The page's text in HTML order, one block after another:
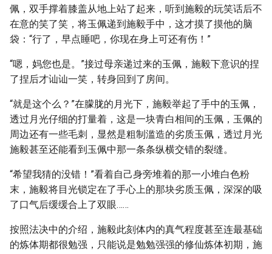
佩，双手撑着膝盖从地上站了起来，听到施毅的玩笑话后不
在意的笑了笑，将玉佩递到施毅手中，这才摸了摸他的脑
袋：“行了，早点睡吧，你现在身上可还有伤！”
“嗯，妈您也是。”接过母亲递过来的玉佩，施毅下意识的捏
了捏后才讪讪一笑，转身回到了房间。
“就是这个么？”在朦胧的月光下，施毅举起了手中的玉佩，
透过月光仔细的打量着，这是一块青白相间的玉佩，玉佩的
周边还有一些毛刺，显然是粗制滥造的劣质玉佩，透过月光
施毅甚至还能看到玉佩中那一条条纵横交错的裂缝。
“希望我猜的没错！”看着自己身旁堆着的那一小堆白色粉
末，施毅将目光锁定在了手心上的那块劣质玉佩，深深的吸
了口气后缓缓合上了双眼……
按照法决中的介绍，施毅此刻体内的真气程度甚至连最基础
的炼体期都很勉强，只能说是勉勉强强的修仙炼体初期，施